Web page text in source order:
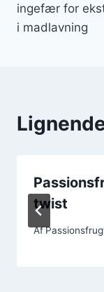
ingefær for
i madlavning
twist
Af